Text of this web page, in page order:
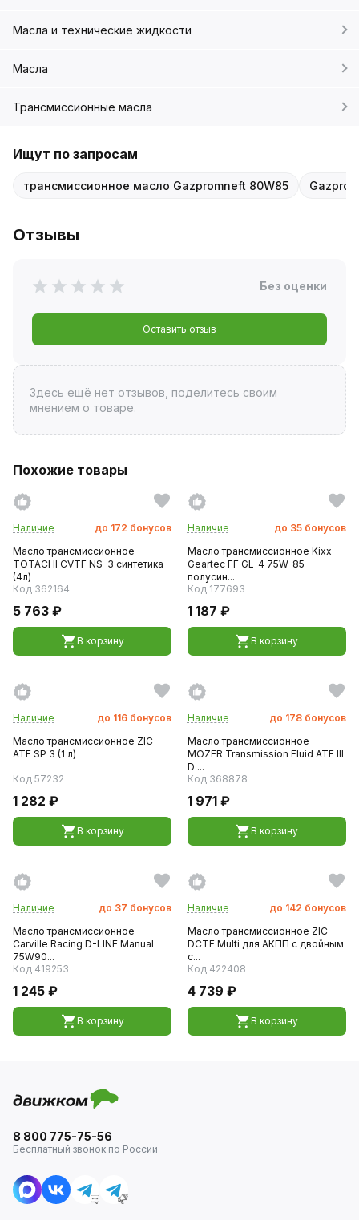
Масла и технические жидкости
Масла
Трансмиссионные масла
Ищут по запросам
трансмиссионное масло Gazpromneft 80W85
Отзывы
Без оценки
Оставить отзыв
Здесь ещё нет отзывов, поделитесь своим
мнением о товаре.
Похожие товары
Наличие до 172 бонусов
Масло трансмиссионное
TOTACHI CVTF NS-3 синтетика
(4л)
Код 362164
5 763 ₽
В корзину
Наличие до 35 бонусов
Масло трансмиссионное Kixx
Geartec FF GL-4 75W-85
полусин...
Код 177693
1 187 ₽
В корзину
Наличие до 116 бонусов
Масло трансмиссионное ZIC
ATF SP 3 (1 л)
Код 57232
1 282 ₽
В корзину
Наличие до 178 бонусов
Масло трансмиссионное
MOZER Transmission Fluid ATF III
D ...
Код 368878
1 971 ₽
В корзину
Наличие до 37 бонусов
Масло трансмиссионное
Carville Racing D-LINE Manual
75W90...
Код 419253
1 245 ₽
В корзину
Наличие до 142 бонусов
Масло трансмиссионное ZIC
DCTF Multi для АКПП с двойным
с...
Код 422408
4 739 ₽
В корзину
8 800 775-75-56
Бесплатный звонок по России